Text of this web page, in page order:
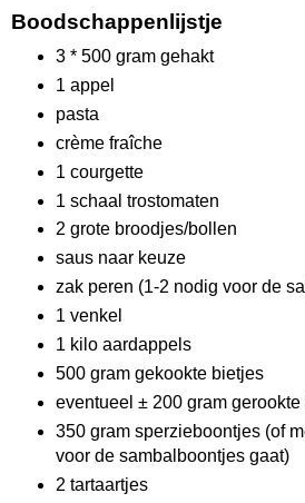
Boodschappenlijstje
3 * 500 gram gehakt
1 appel
pasta
crème fraîche
1 courgette
1 schaal trostomaten
2 grote broodjes/bollen
saus naar keuze
zak peren (1-2 nodig voor de
1 venkel
1 kilo aardappels
500 gram gekookte bietjes
eventueel ± 200 gram gerookte
350 gram sperzieboontjes (of
voor de sambalboontjes gaat)
2 tartaartjes